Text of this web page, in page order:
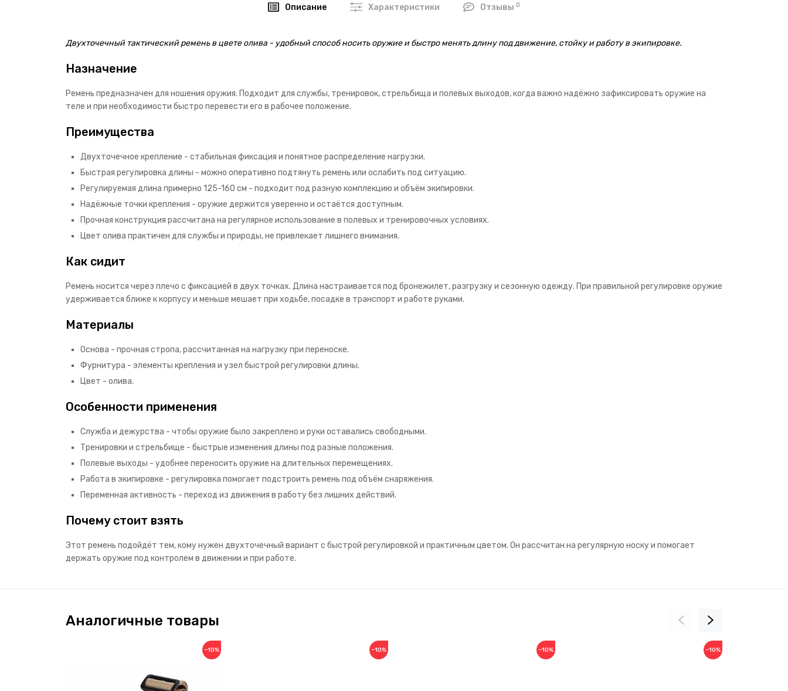
Описание Характеристики Отзывы 0
Двухточечный тактический ремень в цвете олива - удобный способ носить оружие и быстро менять длину под движение, стойку и работу в экипировке.
Назначение
Ремень предназначен для ношения оружия. Подходит для службы, тренировок, стрельбища и полевых выходов, когда важно надёжно зафиксировать оружие на
теле и при необходимости быстро перевести его в рабочее положение.
Преимущества
Двухточечное крепление - стабильная фиксация и понятное распределение нагрузки.
Быстрая регулировка длины - можно оперативно подтянуть ремень или ослабить под ситуацию.
Регулируемая длина примерно 125-160 см - подходит под разную комплекцию и объём экипировки.
Надёжные точки крепления - оружие держится уверенно и остаётся доступным.
Прочная конструкция рассчитана на регулярное использование в полевых и тренировочных условиях.
Цвет олива практичен для службы и природы, не привлекает лишнего внимания.
Как сидит
Ремень носится через плечо с фиксацией в двух точках. Длина настраивается под бронежилет, разгрузку и сезонную одежду. При правильной регулировке оружие
удерживается ближе к корпусу и меньше мешает при ходьбе, посадке в транспорт и работе руками.
Материалы
Основа - прочная стропа, рассчитанная на нагрузку при переноске.
Фурнитура - элементы крепления и узел быстрой регулировки длины.
Цвет - олива.
Особенности применения
Служба и дежурства - чтобы оружие было закреплено и руки оставались свободными.
Тренировки и стрельбище - быстрые изменения длины под разные положения.
Полевые выходы - удобнее переносить оружие на длительных перемещениях.
Работа в экипировке - регулировка помогает подстроить ремень под объём снаряжения.
Переменная активность - переход из движения в работу без лишних действий.
Почему стоит взять
Этот ремень подойдёт тем, кому нужен двухточечный вариант с быстрой регулировкой и практичным цветом. Он рассчитан на регулярную носку и помогает
держать оружие под контролем в движении и при работе.
Аналогичные товары
−10% −10% −10% −10%